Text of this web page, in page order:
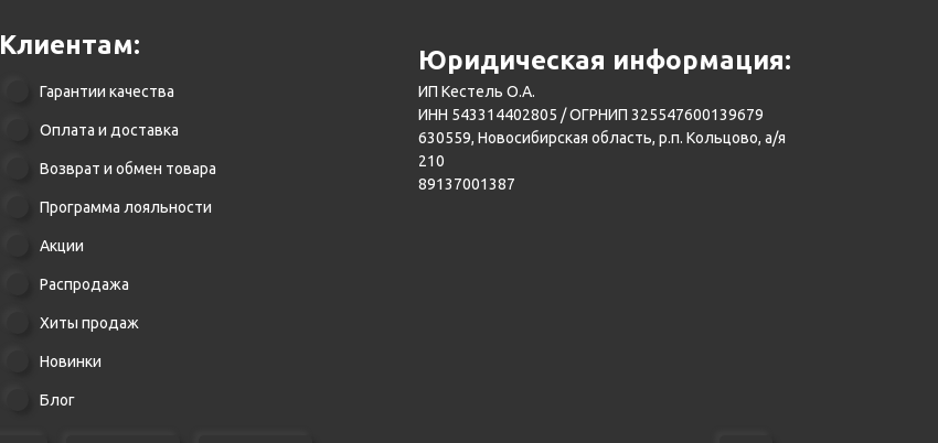
Клиентам:
Гарантии качества
Оплата и доставка
Возврат и обмен товара
Программа лояльности
Акции
Распродажа
Хиты продаж
Новинки
Блог
Юридическая информация:
ИП Кестель О.А.
ИНН 543314402805 / ОГРНИП 325547600139679
630559, Новосибирская область, р.п. Кольцово, а/я
210
89137001387